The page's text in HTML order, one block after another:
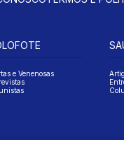
e Venenosas